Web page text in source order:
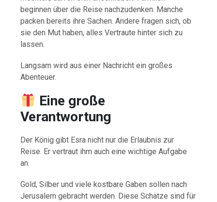
beginnen über die Reise nachzudenken. Manche
packen bereits ihre Sachen. Andere fragen sich, ob
sie den Mut haben, alles Vertraute hinter sich zu
lassen.
Langsam wird aus einer Nachricht ein großes
Abenteuer.
Eine große
Verantwortung
Der König gibt Esra nicht nur die Erlaubnis zur
Reise. Er vertraut ihm auch eine wichtige Aufgabe
an.
Gold, Silber und viele kostbare Gaben sollen nach
Jerusalem gebracht werden. Diese Schätze sind für